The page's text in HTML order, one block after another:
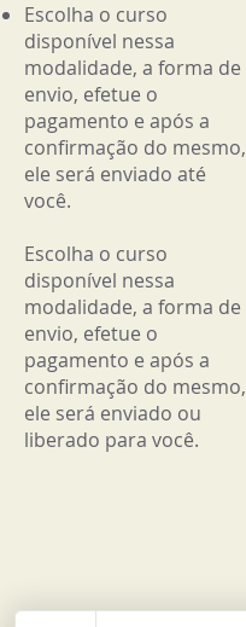
Escolha o curso
disponível nessa
modalidade, a forma de
envio, efetue o
pagamento e após a
confirmação do mesmo,
ele será enviado até
você.
Escolha o curso
disponível nessa
modalidade, a forma de
envio, efetue o
pagamento e após a
confirmação do mesmo,
ele será enviado ou
liberado para você.